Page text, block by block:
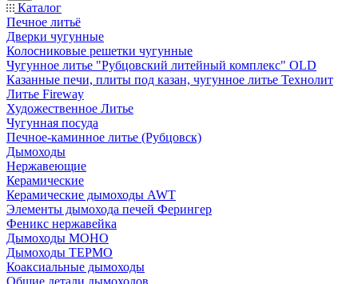
Каталог
Печное литьё
Дверки чугунные
Колосниковые решетки чугунные
Чугунное литье "Рубцовский литейный комплекс" OLD
Казанные печи, плиты под казан, чугунное литье Технолит
Литье Fireway
Художественное Литье
Чугунная посуда
Печное-каминное литье (Рубцовск)
Дымоходы
Нержавеющие
Керамические
Керамические дымоходы AWT
Элементы дымохода печей Ферингер
Феникс нержавейка
Дымоходы МОНО
Дымоходы ТЕРМО
Коаксиальные дымоходы
Общие детали дымоходов